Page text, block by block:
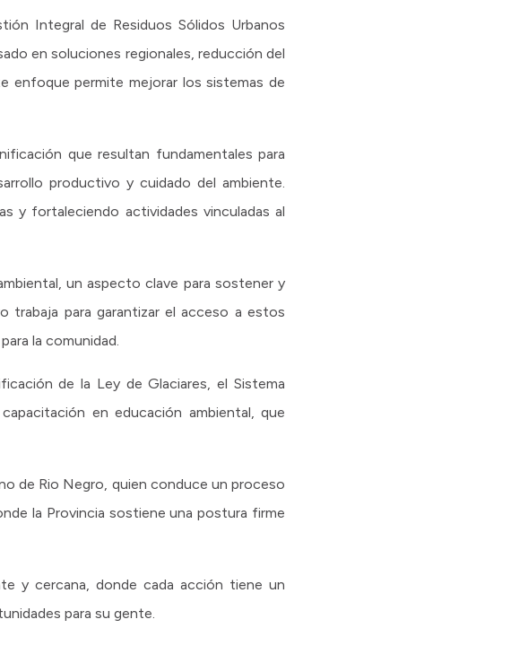
Integral de Residuos Sólidos Urbanos
en soluciones regionales, reducción del
enfoque permite mejorar los sistemas de
que resultan fundamentales para
productivo y cuidado del ambiente.
y fortaleciendo actividades vinculadas al
un aspecto clave para sostener y
trabaja para garantizar el acceso a estos
la comunidad.
de la Ley de Glaciares, el Sistema
en educación ambiental, que
de Rio Negro, quien conduce un proceso
la Provincia sostiene una postura firme
y cercana, donde cada acción tiene un
para su gente.